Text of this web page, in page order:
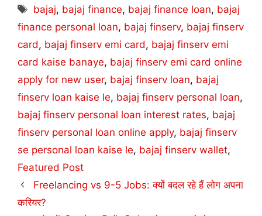
Tags
bajaj, bajaj finance, bajaj finance loan, bajaj
finance personal loan, bajaj finserv, bajaj finserv
card, bajaj finserv emi card, bajaj finserv emi
card kaise banaye, bajaj finserv emi card online
apply for new user, bajaj finserv loan, bajaj
finserv loan kaise le, bajaj finserv personal loan,
bajaj finserv personal loan interest rates, bajaj
finserv personal loan online apply, bajaj finserv
se personal loan kaise le, bajaj finserv wallet,
Featured Post
Freelancing vs 9-5 Jobs: क्यों बदल रहे हैं लोग अपना
करियर?